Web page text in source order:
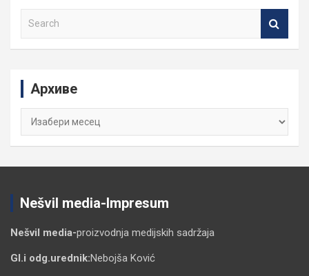
Архиве
Архиве
Nešvil media-Impresum
Nešvil media-proizvodnja medijskih sadržaja
Gl.i odg.urednik:Nebojša Ković